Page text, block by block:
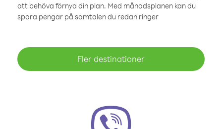
att behöva förnya din plan. Med månadsplanen kan du
spara pengar på samtalen du redan ringer
Fler destinationer